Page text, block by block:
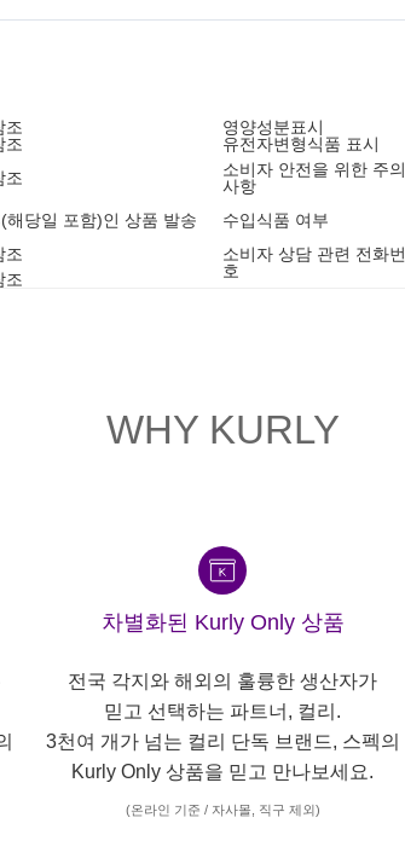
조 영양성분표시
조 유전자변형식품 표시
조
소비자 안전을 위한 주의
사항
당일 포함)인 상품 발송 수입식품 여부
조
소비자 상담 관련 전화번
호
조
WHY KURLY
차별화된 Kurly Only 상품
전국 각지와 해외의 훌륭한 생산자가
믿고 선택하는 파트너, 컬리.
3천여 개가 넘는 컬리 단독 브랜드, 스펙의
Kurly Only 상품을 믿고 만나보세요.
(온라인 기준 / 자사몰, 직구 제외)